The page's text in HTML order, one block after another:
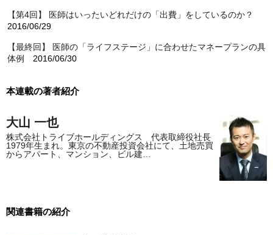
【第4回】 医師はいったいどれだけの「出費」をしているのか？
2016/06/29
【最終回】 医師の「ライフステージ」に合わせたマネープランの具
体例
2016/06/30
本連載の著者紹介
大山 一也
株式会社トライブホールディングス 代表取締役社長
1979年生まれ。東京の不動産投資会社にて、土地売買
からアパート、マンション、ビル建…
関連書籍の紹介